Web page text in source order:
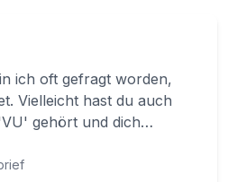
ich oft gefragt worden,
Vielleicht hast du auch
gehört und dich
steckt. Nu...